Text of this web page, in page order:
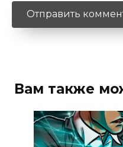
Вам также